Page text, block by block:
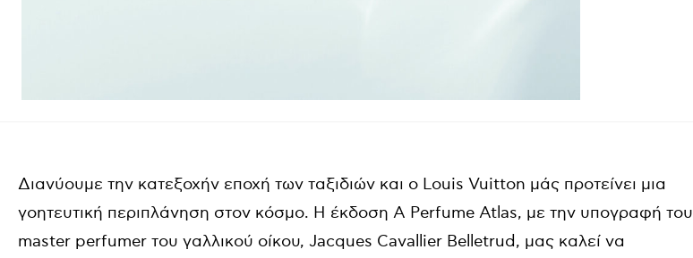
Διανύουμε την κατεξοχήν εποχή των ταξιδιών και ο Louis Vuitton μάς προτείνει μια
γοητευτική περιπλάνηση στον κόσμο. Η έκδοση A Perfume Atlas, με την υπογραφή του
master perfumer του γαλλικού οίκου, Jacques Cavallier Belletrud, μας καλεί να